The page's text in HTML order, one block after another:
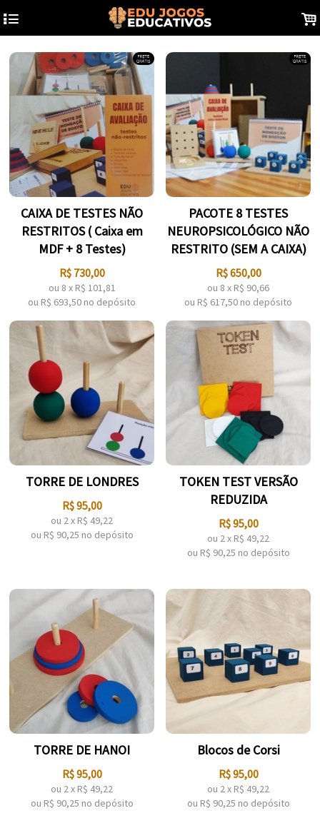
4 .
CAIXA DE TESTES NÃO
RESTRITOS ( Caixa em
MDF + 8 Testes)
R$ 730,00
ou 8 x R$ 101,81
ou R$ 693,50 no depósito
PACOTE 8 TESTES
NEUROPSICOLÓGICO NÃO
RESTRITO (SEM A CAIXA)
R$650,00
ou 8 x R$ 90,66
ou R$ 617,50 no depósito
TORRE DE LONDRES
R$95,00
ou 2x R$ 49,22
ou R$ 90,25 no depósito
TOKEN TEST VERSÃO
REDUZIDA
R$95,00
ou 2x R$ 49,22
ou R$ 90,25 no depósito
TORRE DE HANOI
R$95,00
ou 2x R$ 49,22
ou R$ 90,25 no depósito
Blocos de Corsi
R$95,00
ou 2x R$ 49,22
ou R$ 90,25 no depósito